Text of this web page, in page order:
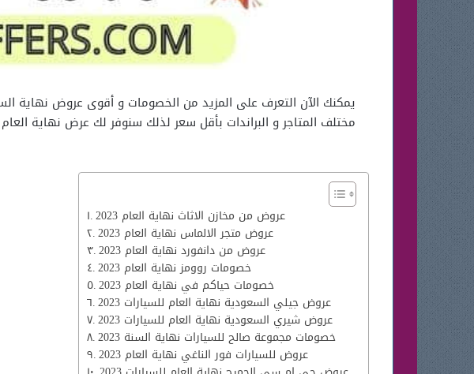
مختلف المتاجر و البراندات بأقل سعر لذلك سنوفر لك عرض نهاية
عروض من مخازن الاثاث نهاية العام 2023
عروض متجر الالماس نهاية العام 2023
عروض من دانفورد نهاية العام 2023
خصومات روومز نهاية العام 2023
خصومات حياكم في نهاية العام 2023
عروض جيلي السعودية نهاية العام للسيارات 2023
عروض شيري السعودية نهاية العام للسيارات 2023
خصومات مجموعة صالح للسيارات نهاية السنة 2023
عروض للسيارات فور الناغي نهاية العام 2023